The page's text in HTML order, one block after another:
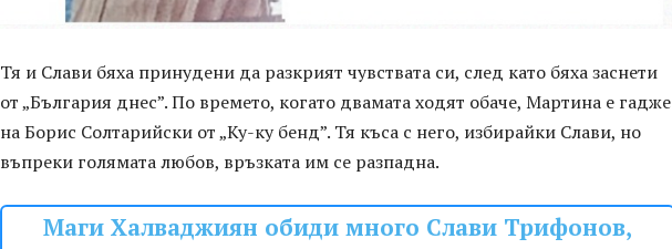
Тя и Слави бяха принудени да разкрият чувствата си, след като бяха заснети
от „България днес”. По времето, когато двамата ходят обаче, Мартина е гадже
на Борис Солтарийски от „Ку-ку бенд”. Тя къса с него, избирайки Слави, но
въпреки голямата любов, връзката им се разпадна.
Маги Халваджиян обиди много Слави Трифонов,